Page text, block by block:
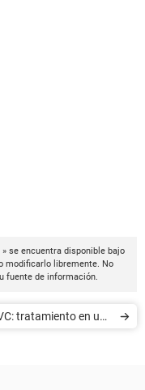
se encuentra disponible bajo
modificarlo libremente. No
fuente de información.
tratamiento en una